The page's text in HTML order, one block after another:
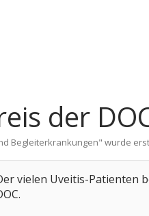
der
Begleiterkrankungen" wurde
vielen Uveitis-Patienten